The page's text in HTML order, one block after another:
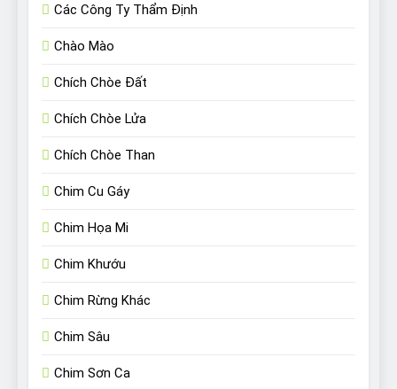
Các Công Ty Thẩm Định
Chào Mào
Chích Chòe Đất
Chích Chòe Lửa
Chích Chòe Than
Chim Cu Gáy
Chim Họa Mi
Chim Khướu
Chim Rừng Khác
Chim Sâu
Chim Sơn Ca